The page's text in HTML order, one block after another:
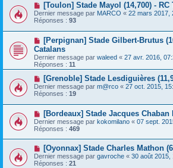
[Toulon] Stade Mayol (14,700) - RC
Dernier message par MARCO « 22 mars 2017,
Réponses : 93
[Perpignan] Stade Gilbert-Brutus
Catalans
Dernier message par waleed « 27 avr. 2016,
Réponses : 11
[Grenoble] Stade Lesdiguières
Dernier message par m@rco « 27 oct. 2015,
Réponses : 19
[Bordeaux] Stade Jacques Chaban
Dernier message par kokomilano « 07 sept.
Réponses : 469
[Oyonnax] Stade Charles Mathon
Dernier message par gavroche « 30 août 2015,
Réponses : 21